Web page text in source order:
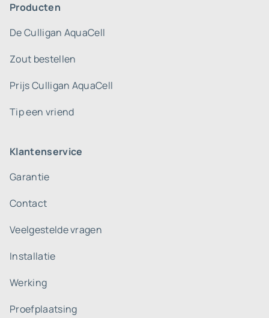
Producten
De Culligan AquaCell
Zout bestellen
Prijs Culligan AquaCell
Tip een vriend
Klantenservice
Garantie
Contact
Veelgestelde vragen
Installatie
Werking
Proefplaatsing